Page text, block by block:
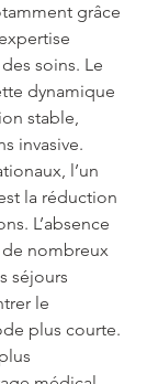
grâce
soins. Le
dynamique
stable,
invasive.
l’un
la réduction
L’absence
nombreux
séjours
le
plus courte.